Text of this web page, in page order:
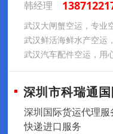
韩经理
武汉大闸蟹空运，专业
武汉鲜活海鲜水产空运
武汉汽车配件空运，用
深圳市科瑞通
深圳国际货运代理
快递进口服务